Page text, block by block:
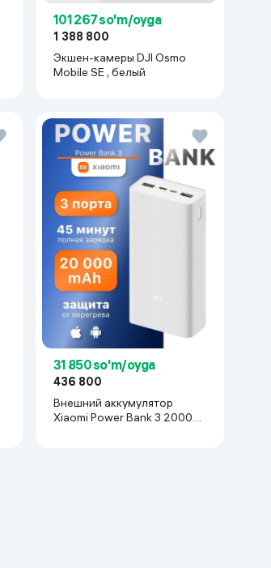
101 267 so'm/oyga
1 388 800
Экшен-камеры DJI Osmo
Mobile SE , белый
31 850 so'm/oyga
436 800
Внешний аккумулятор
Xiaomi Power Bank 3 20000